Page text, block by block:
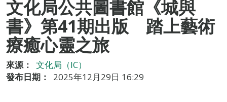
文化局公共圖書館《城與
書》第41期出版 踏上藝術
療癒心靈之旅
來源：
文化局（IC）
發布日期：
2025年12月29日 16:29